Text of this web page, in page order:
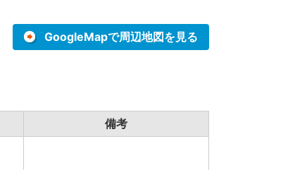
GoogleMapで周辺地図を見る
備考